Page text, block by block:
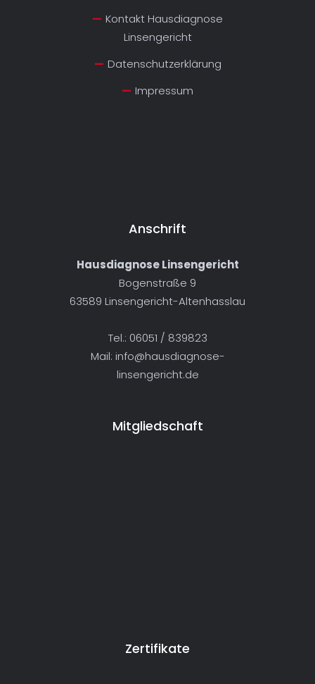
Kontakt Hausdiagnose
Linsengericht
Datenschutzerklärung
Impressum
Anschrift
Hausdiagnose Linsengericht
Bogenstraße 9
63589 Linsengericht-Altenhasslau
Tel.: 06051 / 839823
Mail: info@hausdiagnose-
linsengericht.de
Mitgliedschaft
Zertifikate